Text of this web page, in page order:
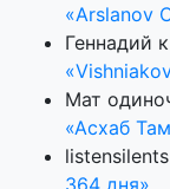
«Arslanov
Геннадий
Мат
«Асхаб
listensilents
364 дня»